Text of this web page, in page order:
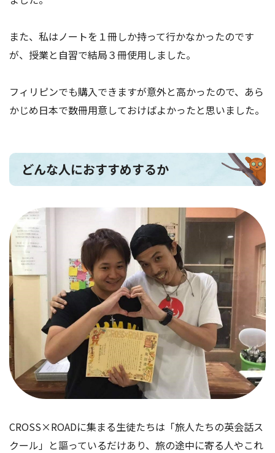
また、私はノートを１冊しか持って行かなかったのです
が、授業と自習で結局３冊使用しました。
フィリピンでも購入できますが意外と高かったので、あら
かじめ日本で数冊用意しておけばよかったと思いました。
どんな人におすすめするか
CROSS×ROADに集まる生徒たちは「旅人たちの英会話ス
クール」と謳っているだけあり、旅の途中に寄る人やこれ